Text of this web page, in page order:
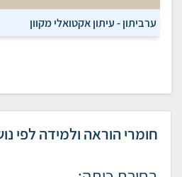
ערביתון - עיתון אקטואלי מקוון
חומרי הוראה ולמידה לפי